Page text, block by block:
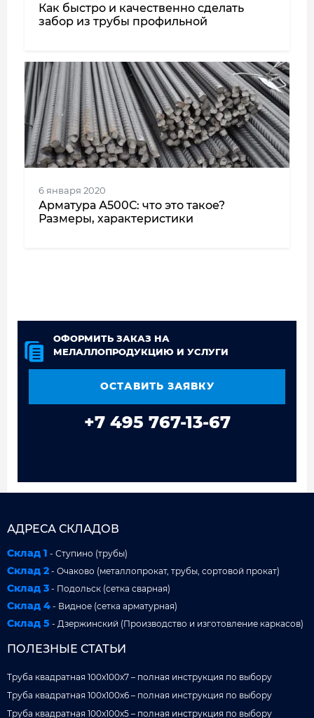
Как быстро и качественно сделать
забор из трубы профильной
6 января 2020
Арматура А500С: что это такое?
Размеры, характеристики
ОФОРМИТЬ ЗАКАЗ НА
МЕЛАЛЛОПРОДУКЦИЮ И УСЛУГИ
ОСТАВИТЬ ЗАЯВКУ
+7 495 767-13-67
АДРЕСА СКЛАДОВ
Склад 1 - Ступино (трубы)
Склад 2 - Очаково (металлопрокат, трубы, сортовой прокат)
Склад 3 - Подольск (сетка сварная)
Склад 4 - Видное (сетка арматурная)
Склад 5 - Дзержинский (Производство и изготовление каркасов)
ПОЛЕЗНЫЕ СТАТЬИ
Труба квадратная 100x100x7 – полная инструкция по выбору
Труба квадратная 100x100x6 – полная инструкция по выбору
Труба квадратная 100x100x5 – полная инструкция по выбору